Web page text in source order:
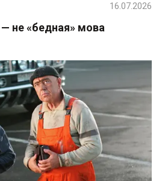
не «бедная» мова
16.07.2026